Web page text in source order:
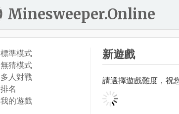
Minesweeper.Online
標準模式
無猜模式
多人對戰
排名
我的遊戲
新遊戲
請選擇遊戲難度，祝